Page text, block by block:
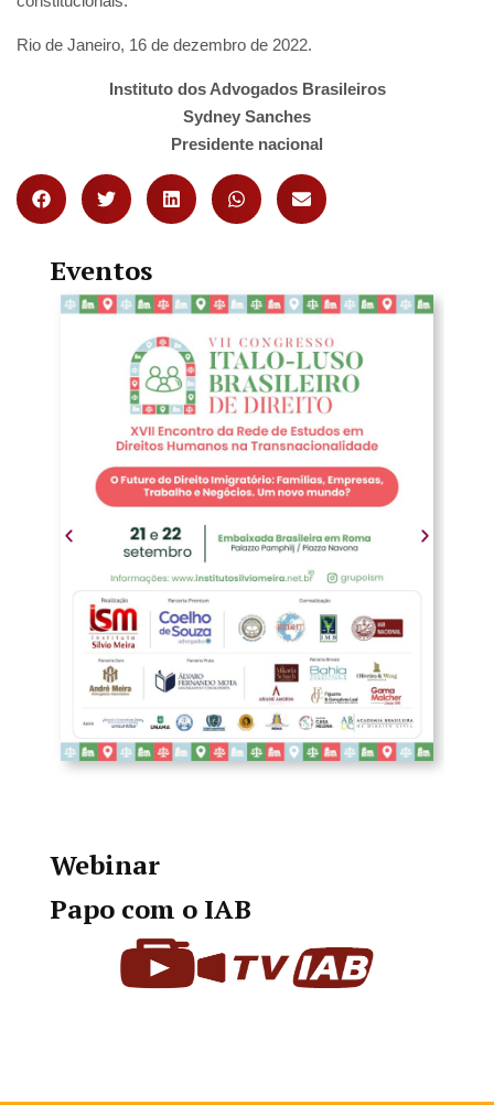
Rio de Janeiro, 16 de dezembro de 2022.
Instituto dos Advogados Brasileiros
Sydney Sanches
Presidente nacional
Eventos
Webinar
Papo com o IAB